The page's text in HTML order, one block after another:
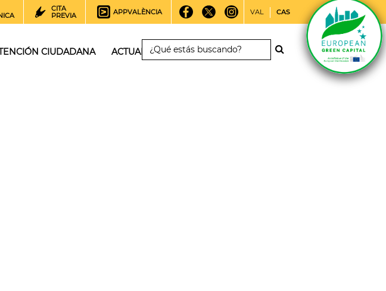
CITA
PREVIA
APPVALÈNCIA VAL CAS
CIUDADANA ACTUALIDAD